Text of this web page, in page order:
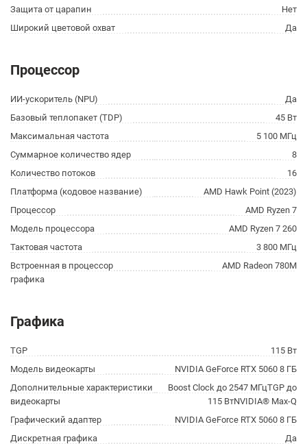
Защита от царапин
Нет
Широкий цветовой охват
Да
Процессор
ИИ-ускоритель (NPU)
Да
Базовый теплопакет (TDP)
45 Вт
Максимальная частота
5 100 МГц
Суммарное количество ядер
8
Количество потоков
16
Платформа (кодовое название)
AMD Hawk Point (2023)
Процессор
AMD Ryzen 7
Модель процессора
AMD Ryzen 7 260
Тактовая частота
3 800 МГц
Встроенная в процессор
графика
AMD Radeon 780M
Графика
TGP
115 Вт
Модель видеокарты
NVIDIA GeForce RTX 5060 8 ГБ
Дополнительные характеристики
видеокарты
Boost Clock до 2547 МГцTGP до
115 ВтNVIDIA® Max-Q
Графический адаптер
NVIDIA GeForce RTX 5060 8 ГБ
Дискретная графика
Да